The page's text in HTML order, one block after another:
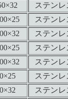
ステンレ
ステンレ
ステンレ
ステンレ
ステンレ
ステンレ
ステンレ